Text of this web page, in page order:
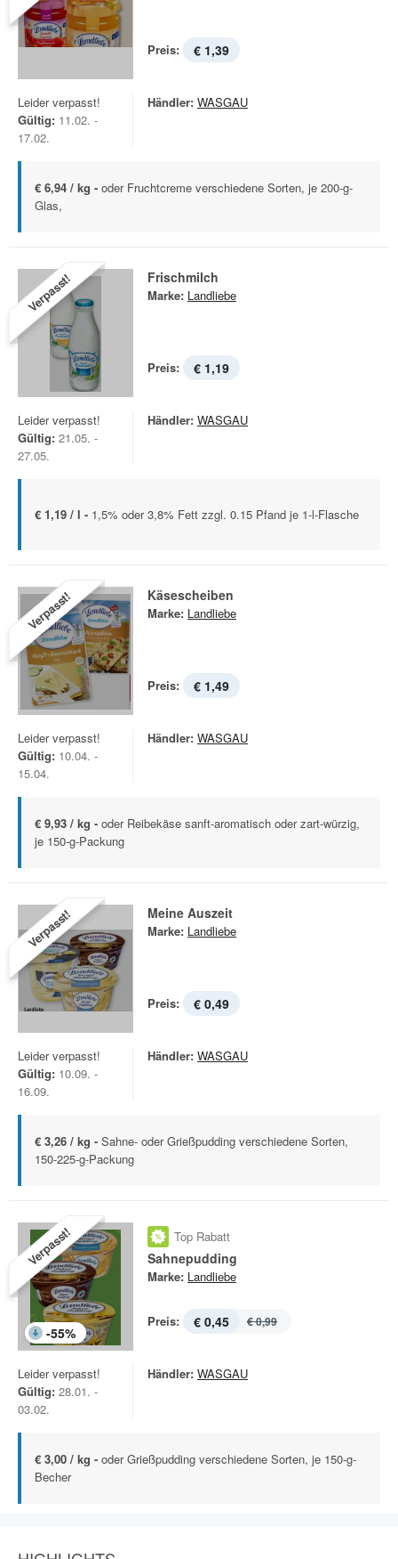
Preis: € 1,39
Leider verpasst!
Gültig: 11.02. -
17.02.
Händler: WASGAU
€ 6,94 / kg - oder Fruchtcreme verschiedene Sorten, je 200-g-
Glas,
Verpasst! Frischmilch
Marke: Landliebe
Preis: € 1,19
Leider verpasst!
Gültig: 21.05. -
27.05.
Händler: WASGAU
€ 1,19 / l - 1,5% oder 3,8% Fett zzgl. 0.15 Pfand je 1-l-Flasche
Verpasst! Käsescheiben
Marke: Landliebe
Preis: € 1,49
Leider verpasst!
Gültig: 10.04. -
15.04.
Händler: WASGAU
€ 9,93 / kg - oder Reibekäse sanft-aromatisch oder zart-würzig,
je 150-g-Packung
Verpasst! Meine Auszeit
Marke: Landliebe
Preis: € 0,49
Leider verpasst!
Gültig: 10.09. -
16.09.
Händler: WASGAU
€ 3,26 / kg - Sahne- oder Grießpudding verschiedene Sorten,
150-225-g-Packung
Verpasst!
-55%
Top Rabatt
Sahnepudding
Marke: Landliebe
Preis: € 0,45 € 0,99
Leider verpasst!
Gültig: 28.01. -
03.02.
Händler: WASGAU
€ 3,00 / kg - oder Grießpudding verschiedene Sorten, je 150-g-
Becher